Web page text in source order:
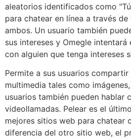
aleatorios identificados como
para chatear en línea a través
ambos. Un usuario también
sus intereses y Omegle intentará
con alguien que tenga intereses
Permite a sus usuarios
multimedia tales como
usuarios también pueden hablar
videollamadas. Pelear es el
mejores sitios web para chatear
diferencia del otro sitio web, el